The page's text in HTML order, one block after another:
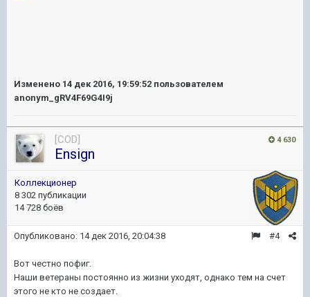
Изменено 14 дек 2016, 19:59:52 пользователем
anonym_gRV4F69G4I9j
4 630
[COD]
Ensign
Коллекционер
8 302 публикации
14 728 боёв
#4
Опубликовано: 14 дек 2016, 20:04:38
Вот честно пофиг.
Наши ветераны постоянно из жизни уходят, однако тем на счет
этого не кто не создает.